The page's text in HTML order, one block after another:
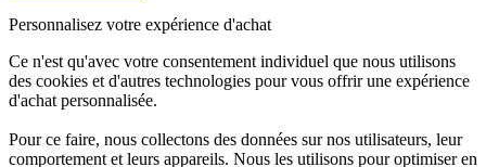
Personnalisez votre expérience d'achat
Ce n'est qu'avec votre consentement individuel que nous utilisons
des cookies et d'autres technologies pour vous offrir une expérience
d'achat personnalisée.
Pour ce faire, nous collectons des données sur nos utilisateurs, leur
comportement et leurs appareils. Nous les utilisons pour optimiser en